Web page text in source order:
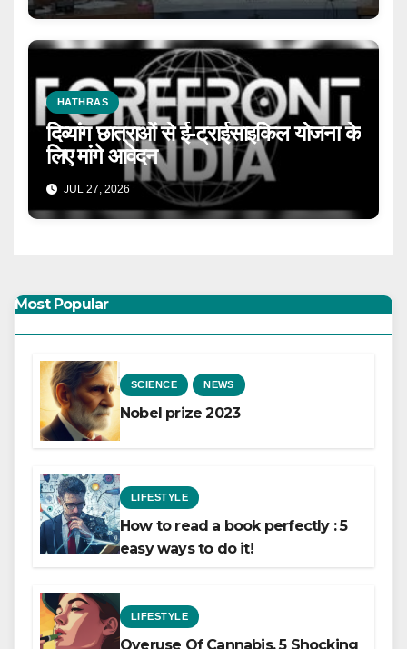
HATHRAS
दिव्यांग छात्राओं से ई-ट्राईसाइकिल योजना के
लिए मांगे आवेदन
JUL 27, 2026
Most Popular
SCIENCE NEWS
Nobel prize 2023
LIFESTYLE
How to read a book perfectly : 5
easy ways to do it!
LIFESTYLE
Overuse Of Cannabis, 5 Shocking